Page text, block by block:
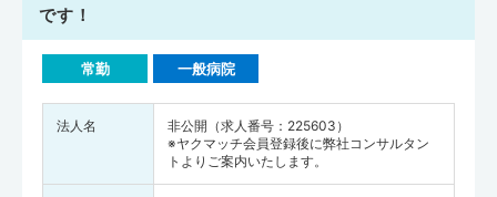
です！
常勤 一般病院
法人名
非公開（求人番号：225603）
※ヤクマッチ会員登録後に弊社コンサルタン
トよりご案内いたします。